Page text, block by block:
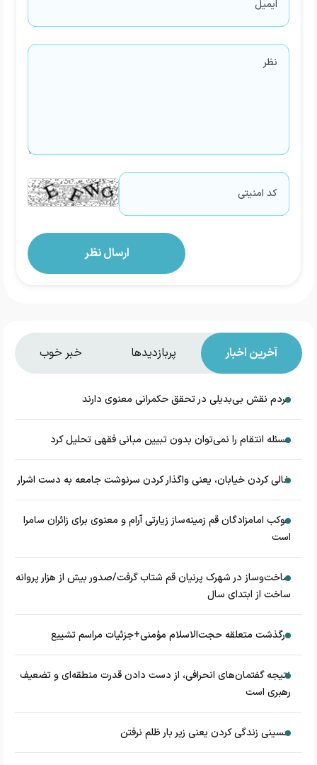
آخرین اخبار پربازدیدها خبر خوب
مردم نقش بی‌بدیلی در تحقق حکمرانی معنوی دارند
مسئله انتقام را نمی‌توان بدون تبیین مبانی فقهی تحلیل کرد
خالی کردن خیابان، یعنی واگذار کردن سرنوشت جامعه به دست اشرار
موکب امامزادگان قم زمینه‌ساز زیارتی آرام و معنوی برای زائران سامرا
است
ساخت‌وساز در شهرک پرنیان قم شتاب گرفت/صدور بیش از هزار پروانه
ساخت از ابتدای سال
درگذشت متعلقه حجت‌الاسلام مؤمنی+جزئیات مراسم تشییع
نتیجه گفتمان‌های انحرافی، از دست دادن قدرت منطقه‌ای و تضعیف
رهبری است
حسینی زندگی کردن یعنی زیر بار ظلم نرفتن